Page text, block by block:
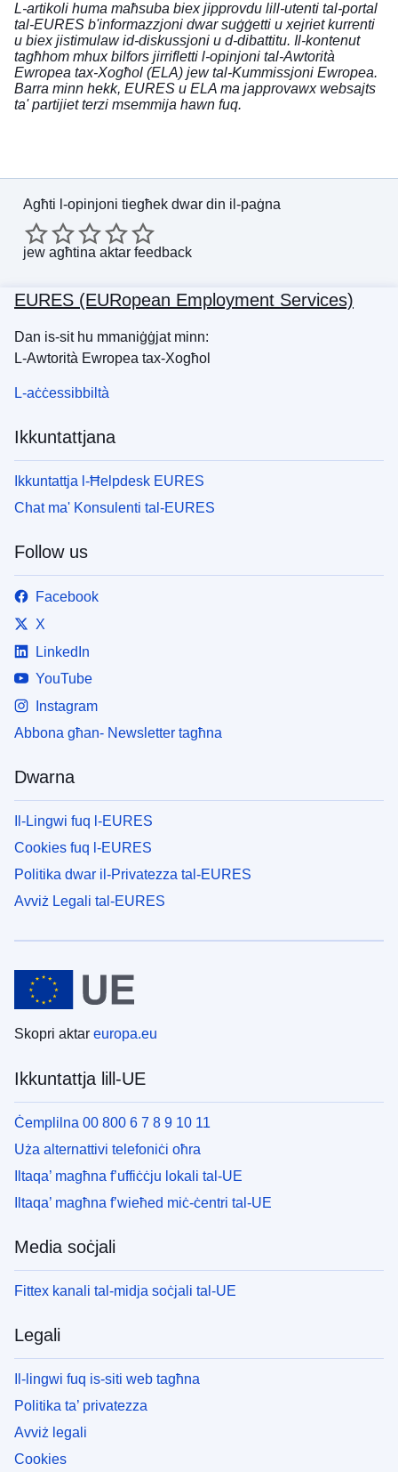
L-artikoli huma maħsuba biex jipprovdu lill-utenti tal-portal
tal-EURES b'informazzjoni dwar suġġetti u xejriet kurrenti
u biex jistimulaw id-diskussjoni u d-dibattitu. Il-kontenut
tagħhom mhux bilfors jirrifletti l-opinjoni tal-Awtorità
Ewropea tax-Xogħol (ELA) jew tal-Kummissjoni Ewropea.
Barra minn hekk, EURES u ELA ma japprovawx websajts
ta' partijiet terzi msemmija hawn fuq.
Agħti l-opinjoni tiegħek dwar din il-paġna
jew agħtina aktar feedback
EURES (EURopean Employment Services)
Dan is-sit hu mmaniġġjat minn:
L-Awtorità Ewropea tax-Xogħol
L-aċċessibbiltà
Ikkuntattjana
Ikkuntattja l-Ħelpdesk EURES
Chat ma' Konsulenti tal-EURES
Follow us
Facebook
X
LinkedIn
YouTube
Instagram
Abbona għan- Newsletter tagħna
Dwarna
Il-Lingwi fuq l-EURES
Cookies fuq l-EURES
Politika dwar il-Privatezza tal-EURES
Avviż Legali tal-EURES
Skopri aktar europa.eu
Ikkuntattja lill-UE
Ċemplilna 00 800 6 7 8 9 10 11
Uża alternattivi telefoniċi oħra
Iltaqa’ magħna f’uffiċċju lokali tal-UE
Iltaqa’ magħna f’wieħed miċ-ċentri tal-UE
Media soċjali
Fittex kanali tal-midja soċjali tal-UE
Legali
Il-lingwi fuq is-siti web tagħna
Politika ta’ privatezza
Avviż legali
Cookies